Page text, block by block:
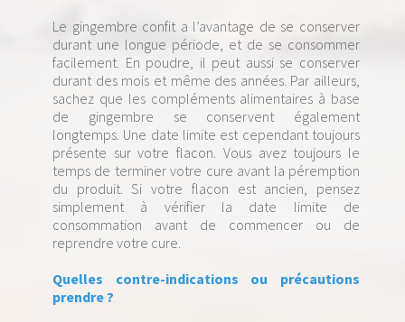
Le gingembre confit a l’avantage de se conserver
durant une longue période, et de se consommer
facilement. En poudre, il peut aussi se conserver
durant des mois et même des années. Par ailleurs,
sachez que les compléments alimentaires à base
de gingembre se conservent également
longtemps. Une date limite est cependant toujours
présente sur votre flacon. Vous avez toujours le
temps de terminer votre cure avant la péremption
du produit. Si votre flacon est ancien, pensez
simplement à vérifier la date limite de
consommation avant de commencer ou de
reprendre votre cure.
Quelles contre-indications ou précautions
prendre ?